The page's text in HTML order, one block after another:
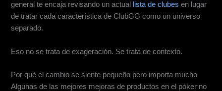
general te encaja revisando un actual
lista de clubesen lugar
de tratar cada característica de ClubGG como un universo
separado.
Eso no se trata de exageración. Se trata de contexto.
Por qué el cambio se siente pequeño pero importa mucho
Algunas de las mejores mejoras de productos en el póker no